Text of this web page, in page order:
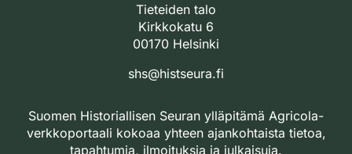
Tieteiden talo
Kirkkokatu 6
00170 Helsinki
shs@histseura.fi
Suomen Historiallisen Seuran ylläpitämä Agricola-
verkkoportaali kokoaa yhteen ajankohtaista tietoa,
tapahtumia, ilmoituksia ja julkaisuja.